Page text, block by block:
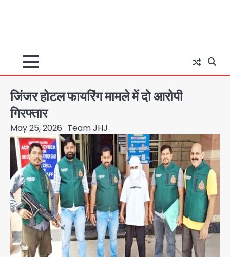
जिंजर होटल फायरिंग मामले में दो आरोपी
गिरफ्तार
May 25, 2026 Team JHJ